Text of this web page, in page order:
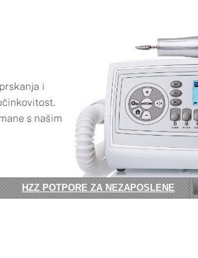
HZZ POTPORE ZA NEZAPOSLENE OSOBE.